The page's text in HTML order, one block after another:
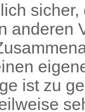
anderen
ist zu